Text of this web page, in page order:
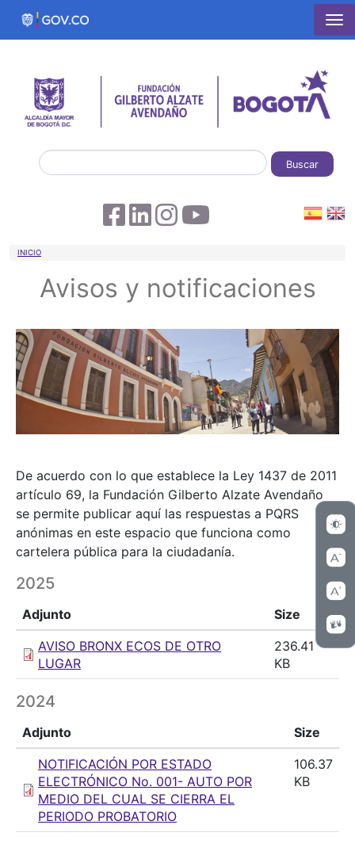
Pasar al contenido principal
Buscar
Sobrescribir enlaces de ayuda a la
INICIO
Avisos y notificaciones
De acuerdo con lo que establece la Ley 1437 de 2011
artículo 69, la Fundación Gilberto Alzate Avendaño
se permite publicar aquí las respuestas a PQRS
anónimas en este espacio que funciona como
cartelera pública para la ciudadanía.
2025
Adjunto
Size
AVISO BRONX ECOS DE OTRO
LUGAR
236.41
KB
2024
Adjunto
Size
NOTIFICACIÓN POR ESTADO
ELECTRÓNICO No. 001- AUTO POR
MEDIO DEL CUAL SE CIERRA EL
PERIODO PROBATORIO
106.37
KB